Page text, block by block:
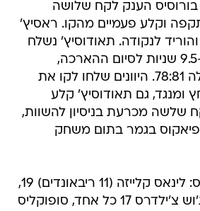
הענק לקח שלושה
וקלע פעמיים מהקו. ראסיץ'
לנקודה. תאודוסיץ' נשלח
לקו ודייק פעמיים ו-9.5 שניות לסיום ההארכה,
אולימפיאקוס מובילה 78:81. היוונים שלחו לקו את
ומנגד, גם תאודוסיץ' קלע
שלשה מכרעת בניסיון להשוות,
בגמר בתום משחק
קלעו לאולימפיאקוס: לינאס קלייזה (11 ריבאונדים) 19,
מילוש תאודוסיץ' וג'וש צ'ילדרס 17 כל אחד, סופוקליס